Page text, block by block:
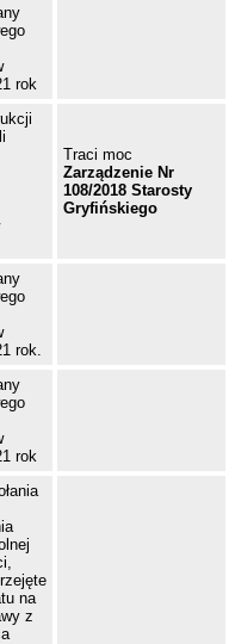
rok
Traci moc
Zarządzenie Nr
108/2018 Starosty
Gryfińskiego
rok.
rok
na
z